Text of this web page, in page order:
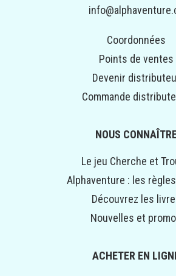
Coordonnées
Points de ventes
Devenir
Commande
NOUS
Le jeu Cherche et
Alphaventure : les
Découvrez les
Nouvelles et
ACHETER EN